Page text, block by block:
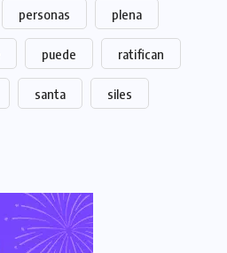
personas plena
puede ratifican
santa siles